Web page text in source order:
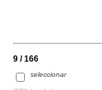
9 / 166
seleccionar